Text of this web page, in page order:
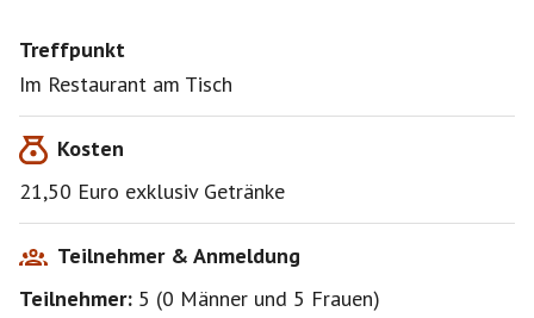
Treffpunkt
Im Restaurant am Tisch
Kosten
21,50 Euro exklusiv Getränke
Teilnehmer & Anmeldung
Teilnehmer: 5 (0 Männer und 5 Frauen)